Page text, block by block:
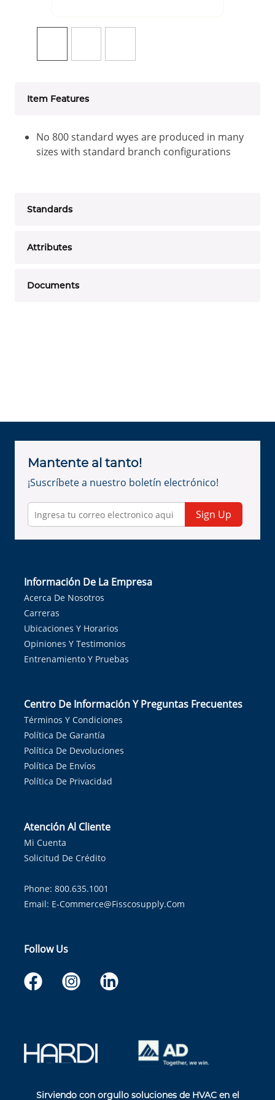
Item Features
No 800 standard wyes are produced in many
sizes with standard branch configurations
Standards
Attributes
Documents
Mantente al tanto!
¡Suscríbete a nuestro boletín electrónico!
Sign Up
Información De La Empresa
Acerca De Nosotros
Carreras
Ubicaciones Y Horarios
Opiniones Y Testimonios
Entrenamiento Y Pruebas
Centro De Información Y Preguntas Frecuentes
Términos Y Condiciones
Política De Garantía
Política De Devoluciones
Política De Envíos
Política De Privacidad
Atención Al Cliente
Mi Cuenta
Solicitud De Crédito
Phone: 800.635.1001
Email: E-Commerce@fisscosupply.com
Follow Us
Sirviendo con orgullo soluciones de HVAC en el